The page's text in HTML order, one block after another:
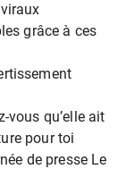
grâce à ces
vous qu’elle ait
pour toi
de presse Le